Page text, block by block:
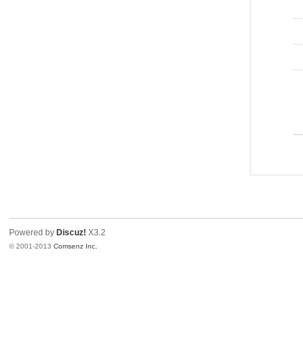
Powered by Discuz! X3.2
© 2001-2013Comsenz Inc.